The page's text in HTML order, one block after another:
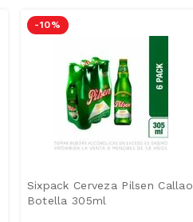
-10 %
Sixpack Cerveza Pilsen Callao
Botella 305ml